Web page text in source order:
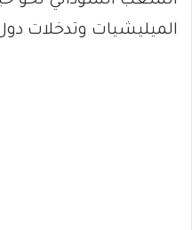
الميليشيات وتدخلات